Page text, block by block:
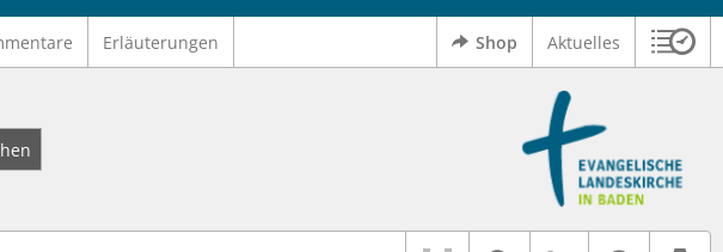
Erläuterungen Shop Aktuelles
"*", Bsp. Pfarrer*, findet auch: "Pfarrerinitiative" oder "Pfarrerausschuss".